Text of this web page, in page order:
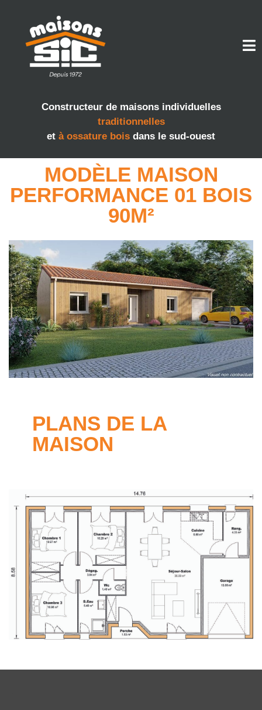
Constructeur de maisons individuelles
traditionnelles
et à ossature bois dans le sud-ouest
MODÈLE MAISON
PERFORMANCE 01 BOIS
90M²
PLANS DE LA
MAISON